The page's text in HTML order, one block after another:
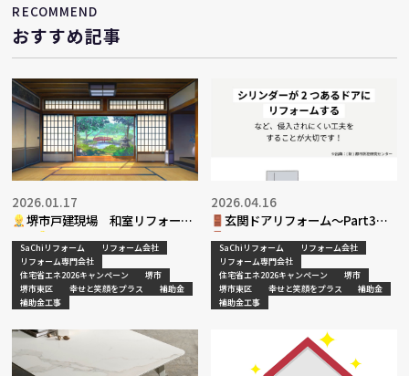
RECOMMEND
おすすめ記事
堺市戸建現場 和室リフォーム
工事
2026.01.17
SaChiリフォーム
リフォーム会社
リフォーム専門会社
住宅省エネ2026キャンペーン
堺市
堺市東区
幸せと笑顔をプラス
補助金
補助金工事
玄関ドアリフォーム～Part3～
2026.04.16
SaChiリフォーム
リフォーム会社
リフォーム専門会社
住宅省エネ2026キャンペーン
堺市
堺市東区
幸せと笑顔をプラス
補助金
補助金工事